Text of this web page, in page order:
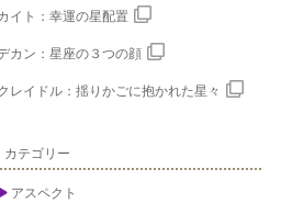
イト：幸運の星配置
カン：星座の３つの顔
レイドル：揺りかごに抱かれた星々
カテゴリー
アスペクト